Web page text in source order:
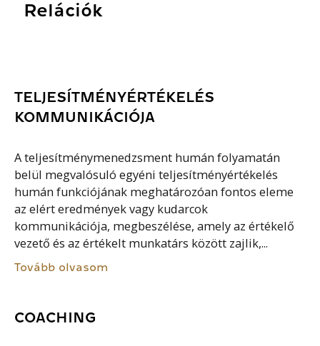
Relációk
TELJESÍTMÉNYÉRTÉKELÉS
KOMMUNIKÁCIÓJA
A teljesítménymenedzsment humán folyamatán
belül megvalósuló egyéni teljesítményértékelés
humán funkciójának meghatározóan fontos eleme
az elért eredmények vagy kudarcok
kommunikációja, megbeszélése, amely az értékelő
vezető és az értékelt munkatárs között zajlik,...
Tovább olvasom
COACHING